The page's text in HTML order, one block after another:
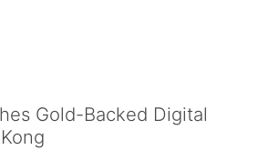
Gold-Backed Digital